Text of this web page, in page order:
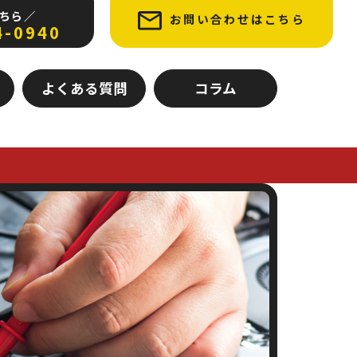
ら ／
0940
お問い合わせはこちら
よくある質問 コラム